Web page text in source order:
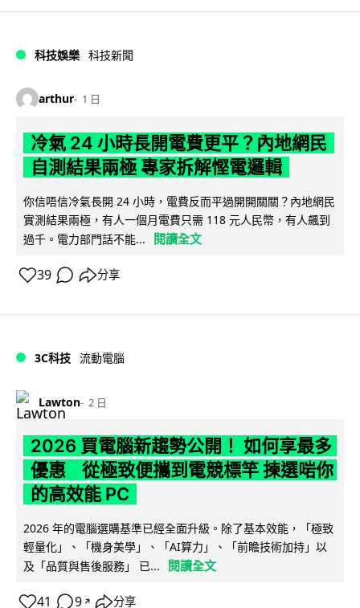
科技娛樂 科技新聞
arthur 1 日
冷氣 24 小時長開電費更平？內地網民
自測結果兩極 專家拆解慳電邏輯
你信唔信冷氣長開 24 小時，電費反而平過開開關關？內地網民
實測結果兩極，有人一個月電費只需 118 元人民幣，有人飆到
過千。電力部門話不能...
閱讀全文
39 分享
3C科技 流動電腦
Lawton 2 日
2026 買電腦新趨勢公開！ 如何享最多
優惠 從極致便攜到電競標竿 揀選啱你
的高效能 PC
2026 年的電腦選購基準已經全面升級。除了基本效能，「極致
輕量化」、「機身美學」、「AI算力」、「前瞻技術加持」以
及「品質與售後服務」 已...
閱讀全文
41 9 ↗ 分享